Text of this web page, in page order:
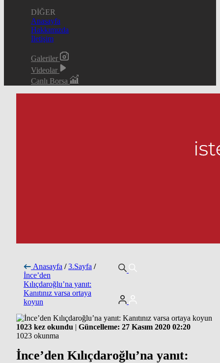
DİĞER
Anasayfa
Hakkımızda
İletişim
Galeriler
Videolar
Canlı Borsa
Anasayfa / 3.Sayfa /
İnce’den
Kılıçdaroğlu’na yanıt:
Kanıtınız varsa ortaya
koyun
1023 kez okundu | Güncelleme: 27 Kasım 2020 02:20
1023 okunma
İnce’den Kılıçdaroğlu’na yanıt: